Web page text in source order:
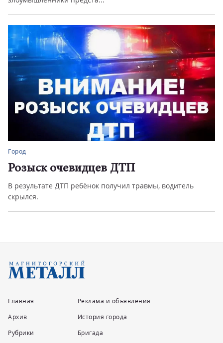
Город
Совершила наезд на пешехода
6 августа зарегистрировано дорожно-транспортное
происшествие с пешеходом...
Архив